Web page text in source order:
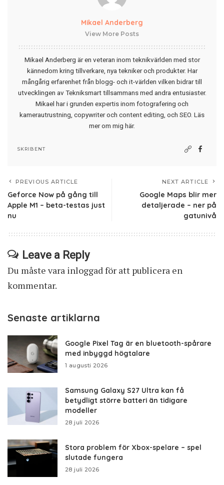
Mikael Anderberg
View More Posts
Mikael Anderberg är en veteran inom teknikvärlden med stor
kännedom kring tillverkare, nya tekniker och produkter. Har
mångårig erfarenhet från blogg- och it-världen vilken bidrar till
utvecklingen av Tekniksmart tillsammans med andra entusiaster.
Mikael har i grunden expertis inom fotografering och
kamerautrustning, copywriter och content editing, och SEO. Läs
mer om mig här.
SKRIBENT
PREVIOUS ARTICLE
Geforce Now på gång till
Apple M1 – beta-testas just
nu
NEXT ARTICLE
Google Maps blir mer
detaljerade – ner på
gatunivå
Leave a Reply
Du måste vara inloggadför att publicera en
kommentar.
Senaste artiklarna
Google Pixel Tag är en bluetooth-spårare
med inbyggd högtalare
1 augusti 2026
Samsung Galaxy S27 Ultra kan få
betydligt större batteri än tidigare
modeller
28 juli 2026
Stora problem för Xbox-spelare – spel
slutade fungera
28 juli 2026